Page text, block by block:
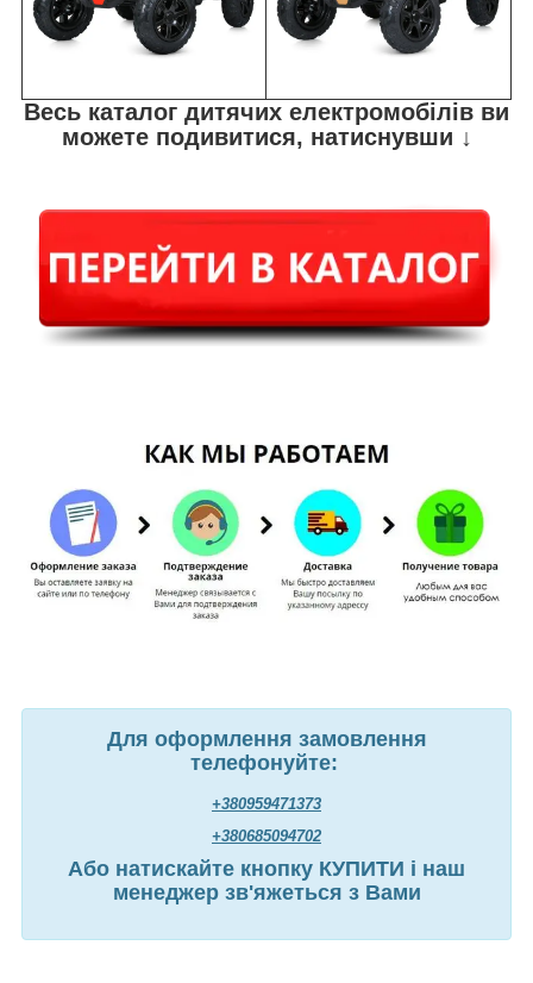
Весь каталог дитячих електромобілів ви
можете подивитися, натиснувши ↓
Для оформлення замовлення
телефонуйте:
+380959471373
+380685094702
Або натискайте кнопку КУПИТИ і наш
менеджер зв'яжеться з Вами